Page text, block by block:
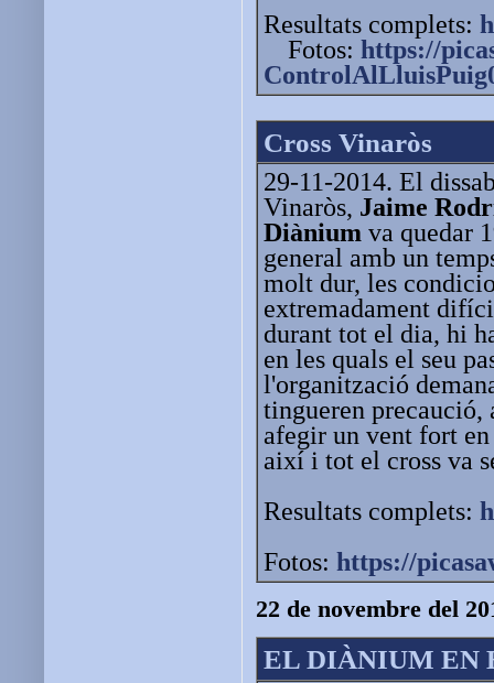
Resultats complets:
Fotos: https://
Cross Vinaròs
29-11-2014. El
Vinaròs, Jaime
Diànium va quedar
general amb un
molt dur, les
extremadament
durant tot el dia, hi
en les quals el seu
l'organització
tingueren precaució,
afegir un vent fort
així i tot el cross va
Resultats complets:
Fotos: https://
22 de novembre del
EL DIÀNIUM EN